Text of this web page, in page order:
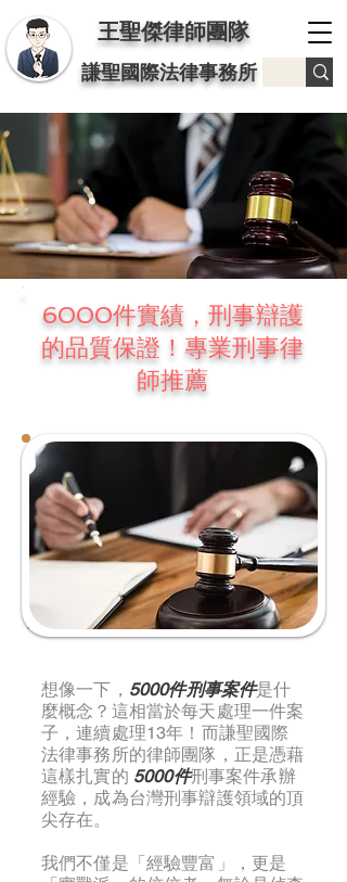
王聖傑律師團隊
謙聖國際法律事務所
6000件實績，刑事辯護
的品質保證！專業刑事律
師推薦
想像一下， 5000件刑事案件是什
麼概念？這相當於每天處理一件案
子，連續處理13年！而謙聖國際
法律事務所的律師團隊，正是憑藉
這樣扎實的 5000件刑事案件承辦
經驗，成為台灣刑事辯護領域的頂
尖存在。
我們不僅是「經驗豐富」，更是